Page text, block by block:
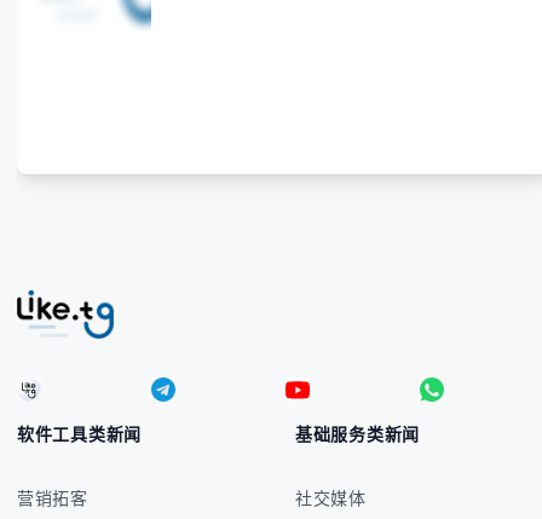
软件工具类新闻
营销拓客
基础服务类新闻
社交媒体